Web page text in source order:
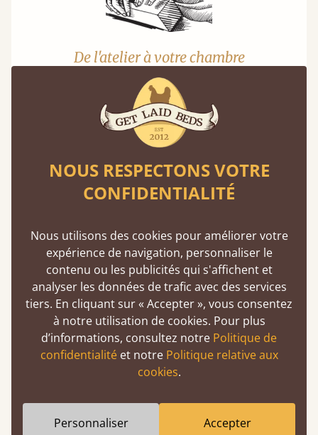
De l'atelier à votre chambre
Un produit de qualité premium peut tout à fait
être abordable si vous l'achetez directement
auprès des fabricants. Sans intermédiaires,
vous réalisez des économies.
Une solidité exceptionnelle
En moyenne, nos lits peuvent supporter un
poids de 474 kg, soit l’équivalent de 5 adultes
en même temps.
NOUS RESPECTONS VOTRE
CONFIDENTIALITÉ
Nous utilisons des cookies pour améliorer votre
expérience de navigation, personnaliser le
contenu ou les publicités qui s'affichent et
analyser les données de trafic avec des services
tiers. En cliquant sur « Accepter », vous consentez
à notre utilisation de cookies. Pour plus
d’informations, consultez notre Politique de
confidentialitéet notre Politique relative aux
cookies.
Personnaliser Accepter